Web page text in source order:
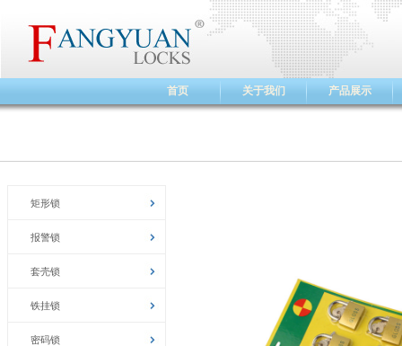
首页 关于我们 产品展示
矩形锁
报警锁
套壳锁
铁挂锁
密码锁